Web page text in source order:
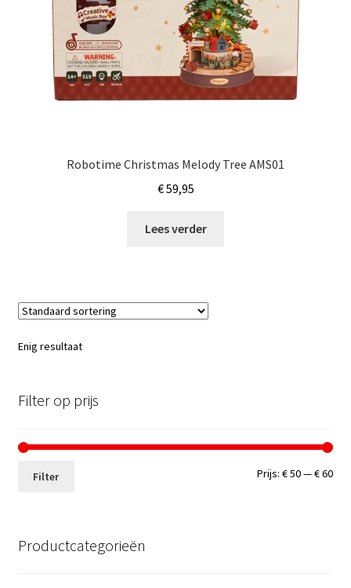
Robotime Christmas Melody Tree AMS01
€59,95
Lees verder
Enig resultaat
Filter op prijs
Min.
Filter Prijs:€ 50—€ 60
Productcategorieën